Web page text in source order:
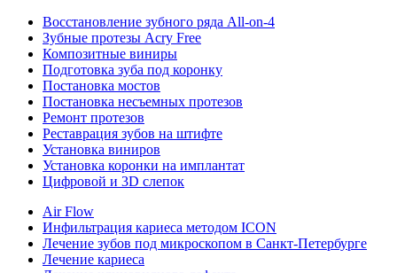
Восстановление зубного ряда All‑on‑4
Зубные протезы Acry Free
Композитные виниры
Подготовка зуба под коронку
Постановка мостов
Постановка несъемных протезов
Ремонт протезов
Реставрация зубов на штифте
Установка виниров
Установка коронки на имплантат
Цифровой и 3D слепок
Air Flow
Инфильтрация кариеса методом ICON
Лечение зубов под микроскопом в Санкт-Петербурге
Лечение кариеса